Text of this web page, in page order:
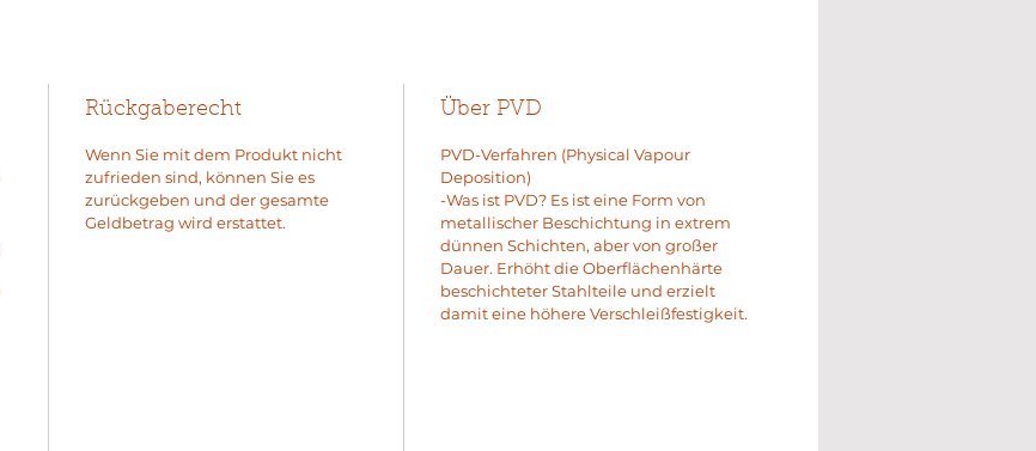
Rückgaberecht
Wenn Sie mit dem Produkt nicht
zufrieden sind, können Sie es
zurückgeben und der gesamte
Geldbetrag wird erstattet.
Über PVD
PVD-Verfahren (Physical Vapour
Deposition)
-Was ist PVD? Es ist eine Form von
metallischer Beschichtung in extrem
dünnen Schichten, aber von großer
Dauer. Erhöht die Oberflächenhärte
beschichteter Stahlteile und erzielt
damit eine höhere Verschleißfestigkeit.